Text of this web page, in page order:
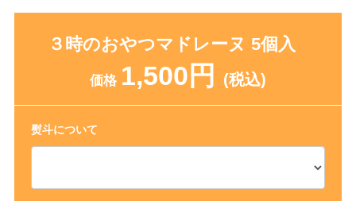
３時のおやつマドレーヌ 5個入
価格 1,500円 (税込)
熨斗について